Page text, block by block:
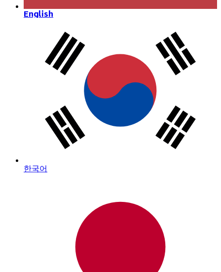
English
한국어